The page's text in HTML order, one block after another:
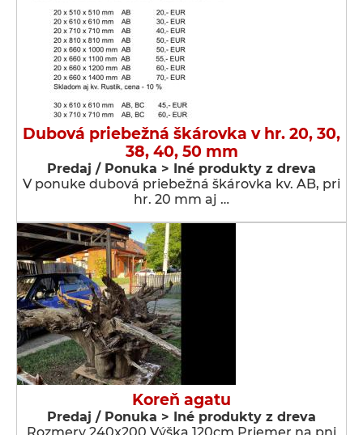
Dubová priebežná škárovka v hr. 20, 30,
38, 40, 50 mm
Predaj / Ponuka > Iné produkty z dreva
V ponuke dubová priebežná škárovka kv. AB, pri
hr. 20 mm aj …
Koreň agatu
Predaj / Ponuka > Iné produkty z dreva